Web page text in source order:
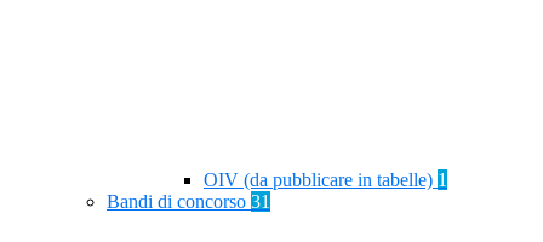
OIV (da pubblicare in tabelle) 1
Bandi di concorso 31